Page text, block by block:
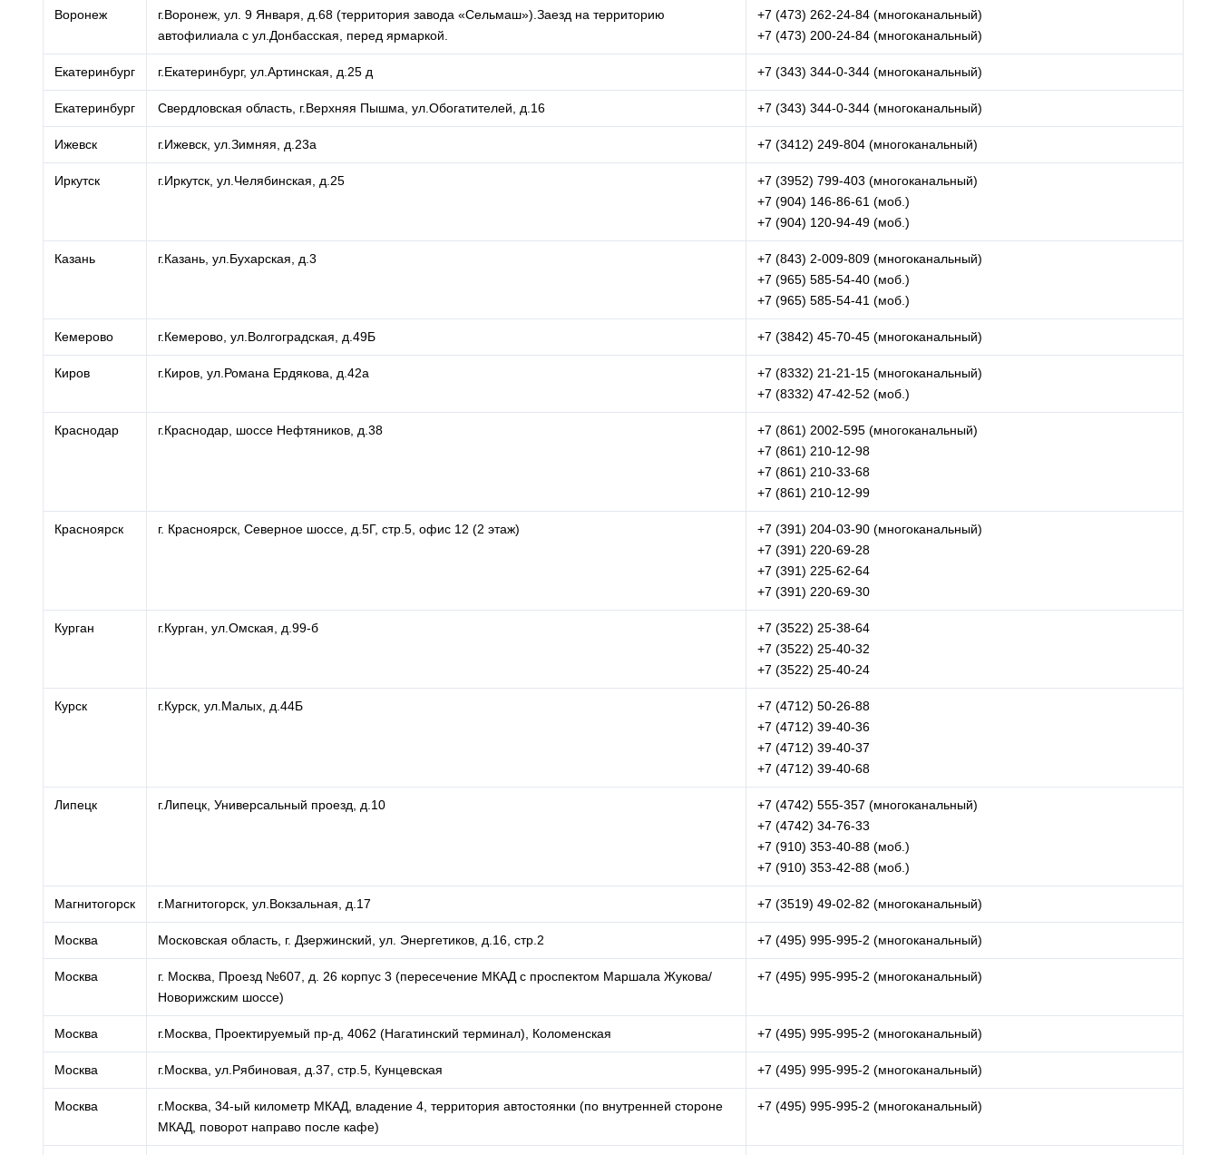
Воронеж
г.Воронеж, ул. 9 Января, д.68 (территория завода «Сельмаш»).Заезд на территорию
автофилиала с ул.Донбасская, перед ярмаркой.
+7 (473) 262-24-84 (многоканальный)
+7 (473) 200-24-84 (многоканальный)
Екатеринбург г.Екатеринбург, ул.Артинская, д.25 д +7 (343) 344-0-344 (многоканальный)
Екатеринбург Свердловская область, г.Верхняя Пышма, ул.Обогатителей, д.16 +7 (343) 344-0-344 (многоканальный)
Ижевск г.Ижевск, ул.Зимняя, д.23а +7 (3412) 249-804 (многоканальный)
Иркутск г.Иркутск, ул.Челябинская, д.25
+7 (3952) 799-403 (многоканальный)
+7 (904) 146-86-61 (моб.)
+7 (904) 120-94-49 (моб.)
Казань г.Казань, ул.Бухарская, д.3
+7 (843) 2-009-809 (многоканальный)
+7 (965) 585-54-40 (моб.)
+7 (965) 585-54-41 (моб.)
Кемерово г.Кемерово, ул.Волгоградская, д.49Б +7 (3842) 45-70-45 (многоканальный)
Киров г.Киров, ул.Романа Ердякова, д.42а
+7 (8332) 21-21-15 (многоканальный)
+7 (8332) 47-42-52 (моб.)
Краснодар г.Краснодар, шоссе Нефтяников, д.38
+7 (861) 2002-595 (многоканальный)
+7 (861) 210-12-98
+7 (861) 210-33-68
+7 (861) 210-12-99
Красноярск г. Красноярск, Северное шоссе, д.5Г, стр.5, офис 12 (2 этаж)
+7 (391) 204-03-90 (многоканальный)
+7 (391) 220-69-28
+7 (391) 225-62-64
+7 (391) 220-69-30
Курган г.Курган, ул.Омская, д.99-б
+7 (3522) 25-38-64
+7 (3522) 25-40-32
+7 (3522) 25-40-24
Курск г.Курск, ул.Малых, д.44Б
+7 (4712) 50-26-88
+7 (4712) 39-40-36
+7 (4712) 39-40-37
+7 (4712) 39-40-68
Липецк г.Липецк, Универсальный проезд, д.10
+7 (4742) 555-357 (многоканальный)
+7 (4742) 34-76-33
+7 (910) 353-40-88 (моб.)
+7 (910) 353-42-88 (моб.)
Магнитогорск г.Магнитогорск, ул.Вокзальная, д.17 +7 (3519) 49-02-82 (многоканальный)
Москва Московская область, г. Дзержинский, ул. Энергетиков, д.16, стр.2 +7 (495) 995-995-2 (многоканальный)
Москва
г. Москва, Проезд №607, д. 26 корпус 3 (пересечение МКАД с проспектом Маршала Жукова/
Новорижским шоссе)
+7 (495) 995-995-2 (многоканальный)
Москва г.Москва, Проектируемый пр-д, 4062 (Нагатинский терминал), Коломенская +7 (495) 995-995-2 (многоканальный)
Москва г.Москва, ул.Рябиновая, д.37, стр.5, Кунцевская +7 (495) 995-995-2 (многоканальный)
Москва
г.Москва, 34-ый километр МКАД, владение 4, территория автостоянки (по внутренней стороне
МКАД, поворот направо после кафе)
+7 (495) 995-995-2 (многоканальный)